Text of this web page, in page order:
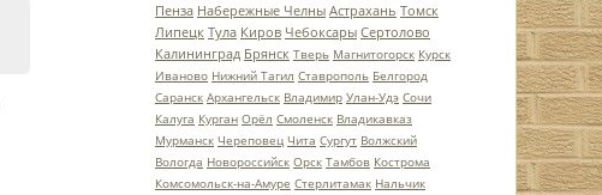
Пенза Набережные Челны Астрахань Томск
Липецк Тула Киров Чебоксары Сертолово
Калининград Брянск Тверь Магнитогорск Курск
Иваново Нижний Тагил Ставрополь Белгород
Саранск Архангельск Владимир Улан-Удэ Сочи
Калуга Курган Орёл Смоленск Владикавказ
Мурманск Череповец Чита Сургут Волжский
Вологда Новороссийск Орск Тамбов Кострома
Комсомольск-на-Амуре Стерлитамак Нальчик